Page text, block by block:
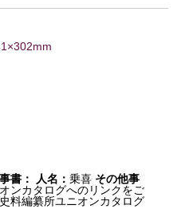
事書： 人名：乗喜 その他事
ンカタログへのリンクをご
史料編纂所ユニオンカタログ